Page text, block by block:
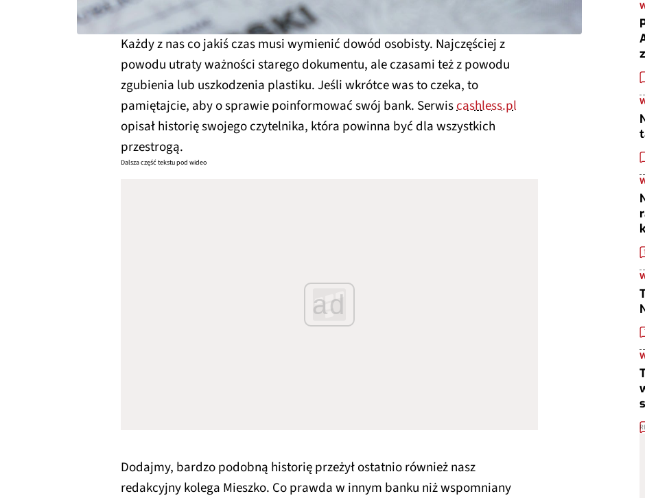
Każdy z nas co jakiś czas musi wymienić dowód osobisty. Najczęściej z
powodu utraty ważności starego dokumentu, ale czasami też z powodu
zgubienia lub uszkodzenia plastiku. Jeśli wkrótce was to czeka, to
pamiętajcie, aby o sprawie poinformować swój bank. Serwiscashless.pl
opisał historię swojego czytelnika, która powinna być dla wszystkich
przestrogą.
Dalsza część tekstu pod wideo
ad
Dodajmy, bardzo podobną historię przeżył ostatnio również nasz
redakcyjny kolega Mieszko. Co prawda w innym banku niż wspomniany